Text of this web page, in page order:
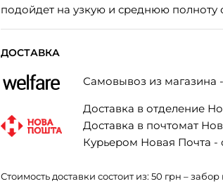
подойдет на узкую и среднюю полноту
ДОСТАВКА
Самовывоз из магазина -
Доставка в отделение
Доставка в почтомат
Курьером Новая Почта -
Стоимость доставки состоит из: 50 грн –